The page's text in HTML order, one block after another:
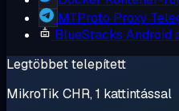
MTProto Proxy
BlueStacks Android
Legtöbbet telepített
MikroTik CHR, 1 kattintással